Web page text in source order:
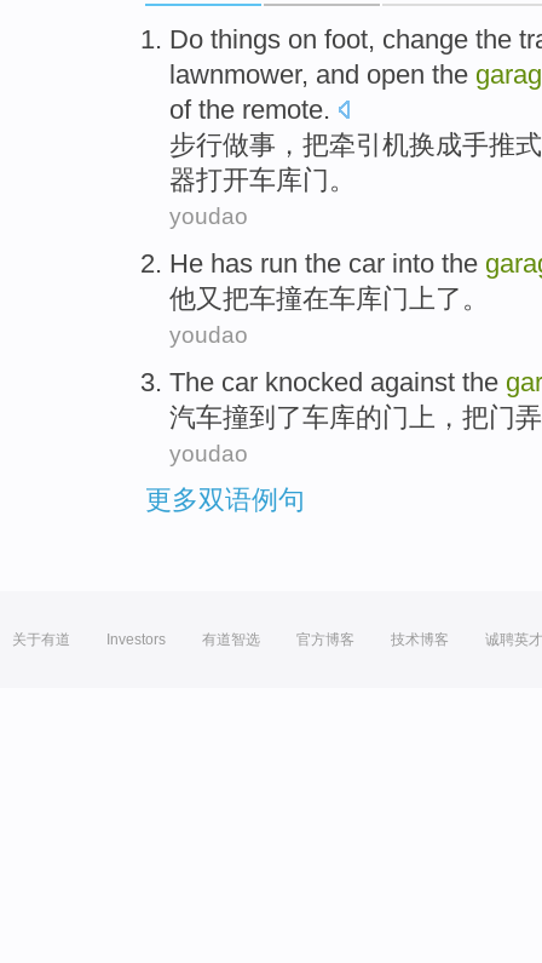
Do things on foot, change the
lawnmower, and open the
of the remote.
步行做事 ， 把牵引机换成手推式
器打开车库门。
youdao
He has run the car into the
他又 把车撞在车库门上了。
youdao
The car knocked against the
汽车撞到了车库的门上 ，把门
youdao
更多双语例句
关于有道 Investors 有道智选 官方博客 技术博客 诚聘英才